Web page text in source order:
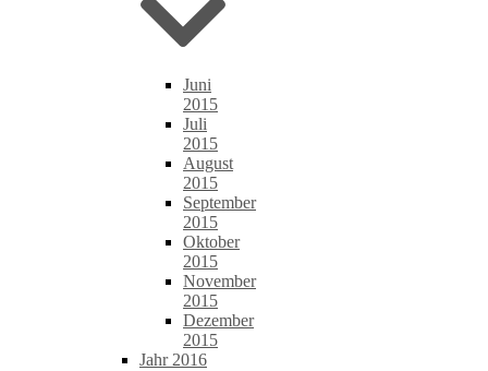
Juni
2015
Juli
2015
August
2015
September
2015
Oktober
2015
November
2015
Dezember
2015
Jahr 2016